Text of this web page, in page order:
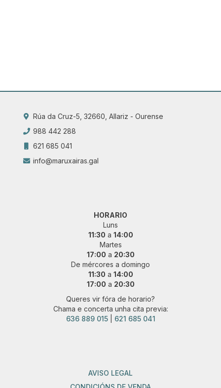
Rúa da Cruz-5, 32660, Allariz - Ourense
988 442 288
621 685 041
info@maruxairas.gal
HORARIO
Luns
11:30 a 14:00
Martes
17:00 a 20:30
De mércores a domingo
11:30 a 14:00
17:00 a 20:30
Queres vir fóra de horario?
Chama e concerta unha cita previa:
636 889 015| 621 685 041
AVISO LEGAL